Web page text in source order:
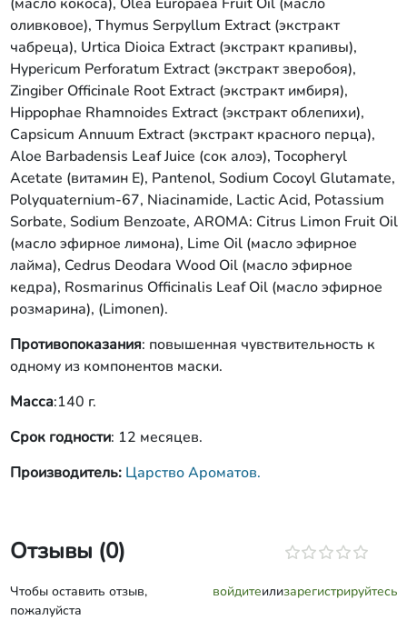
оливковое), Thymus Serpyllum Extract (экстракт
чабреца), Urtica Dioica Extract (экстракт крапивы),
Hypericum Perforatum Extract (экстракт зверобоя),
Zingiber Officinale Root Extract (экстракт имбиря),
Hippophae Rhamnoides Extract (экстракт облепихи),
Capsicum Annuum Extract (экстракт красного перца),
Aloe Вarbadensis Leaf Juice (сок алоэ), Tocopheryl
Acetate (витамин Е), Pantenol, Sodium Cocoyl Glutamate,
Polyquaternium-67, Niacinamide, Lactic Acid, Potassium
Sorbate, Sodium Benzoate, AROMA: Citrus Limon Fruit Oil
(масло эфирное лимона), Lime Oil (масло эфирное
лайма), Cedrus Deodara Wood Oil (масло эфирное
кедра), Rosmarinus Officinalis Leaf Oil (масло эфирное
розмарина), (Limonen).
Противопоказания: повышенная чувствительность к
одному из компонентов маски.
Масса:140 г.
Срок годности: 12 месяцев.
Производитель: Царство Ароматов.
Отзывы (0)
Чтобы оставить отзыв,
пожалуйста
войдитеилизарегистрируйтесь